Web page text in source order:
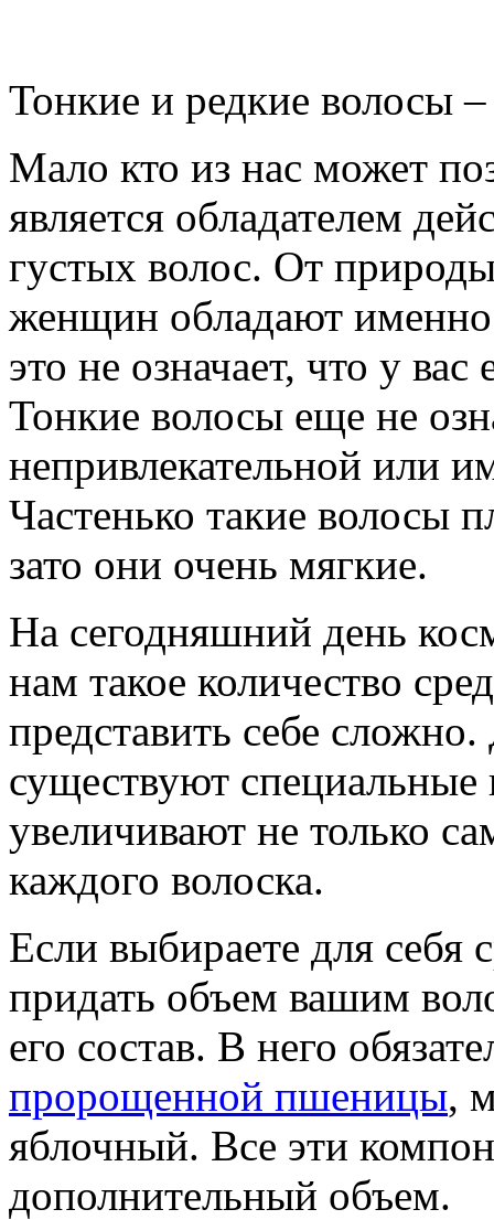
Тонкие и редкие волосы
Мало кто из нас может
является обладателем
густых волос. От
женщин обладают
это не означает, что у вас
Тонкие волосы еще не
непривлекательной или
Частенько такие волосы
зато они очень мягкие.
На сегодняшний день
нам такое количество
представить себе
существуют специальные
увеличивают не только
каждого волоска.
Если выбираете для себя
придать объем вашим
его состав. В него
пророщенной пшеницы,
яблочный. Все эти
дополнительный объем.